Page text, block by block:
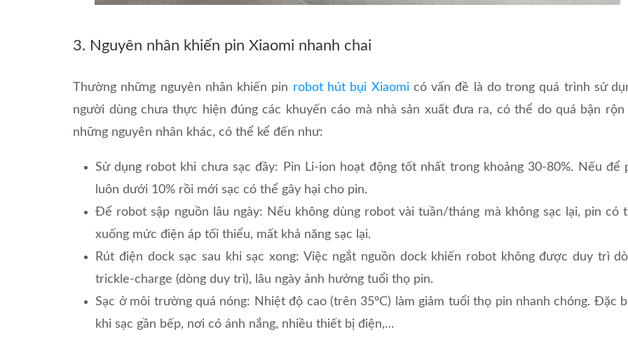
3. Nguyên nhân khiến pin Xiaomi nhanh chai
Thường những nguyên nhân khiến pin robot hút bụi Xiaomicó vấn đề là do trong quá trình sử
người dùng chưa thực hiện đúng các khuyến cáo mà nhà sản xuất đưa ra, có thể do quá bận rộn
những nguyên nhân khác, có thể kể đến như:
Sử dụng robot khi chưa sạc đầy: Pin Li-ion hoạt động tốt nhất trong khoảng 30-80%. Nếu để
luôn dưới 10% rồi mới sạc có thể gây hại cho pin.
Để robot sập nguồn lâu ngày: Nếu không dùng robot vài tuần/tháng mà không sạc lại, pin có
xuống mức điện áp tối thiểu, mất khả năng sạc lại.
Rút điện dock sạc sau khi sạc xong: Việc ngắt nguồn dock khiến robot không được duy trì
trickle-charge (dòng duy trì), lâu ngày ảnh hưởng tuổi thọ pin.
Sạc ở môi trường quá nóng: Nhiệt độ cao (trên 35°C) làm giảm tuổi thọ pin nhanh chóng. Đặc
khi sạc gần bếp, nơi có ánh nắng, nhiều thiết bị điện,…